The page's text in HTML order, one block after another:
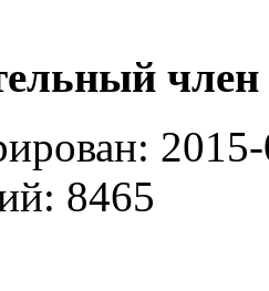
член
8465